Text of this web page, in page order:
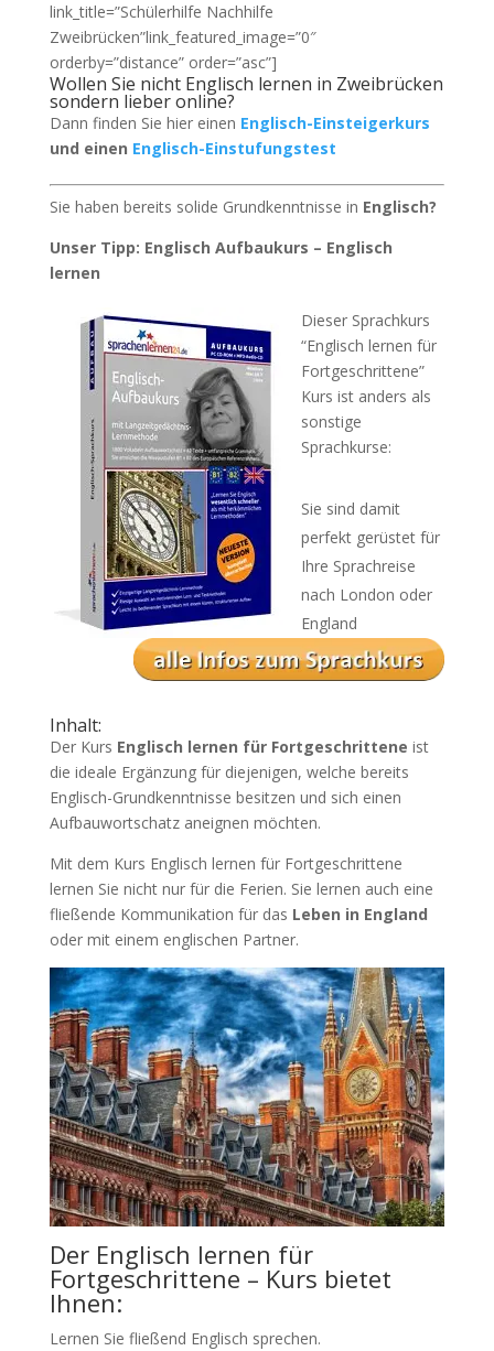
link_title=”Schülerhilfe Nachhilfe
Zweibrücken”link_featured_image=”0″
orderby=”distance” order=”asc”]
Wollen Sie nicht Englisch lernen in Zweibrücken
sondern lieber online?
Dann finden Sie hier einen Englisch-Einsteigerkurs
und einen Englisch-Einstufungstest
Sie haben bereits solide Grundkenntnisse in Englisch?
Unser Tipp: Englisch Aufbaukurs – Englisch
lernen
Dieser Sprachkurs
“Englisch lernen für
Fortgeschrittene”
Kurs ist anders als
sonstige
Sprachkurse:
Sie sind damit
perfekt gerüstet für
Ihre Sprachreise
nach London oder
England
Inhalt:
Der Kurs Englisch lernen für Fortgeschrittene ist
die ideale Ergänzung für diejenigen, welche bereits
Englisch-Grundkenntnisse besitzen und sich einen
Aufbauwortschatz aneignen möchten.
Mit dem Kurs Englisch lernen für Fortgeschrittene
lernen Sie nicht nur für die Ferien. Sie lernen auch eine
fließende Kommunikation für das Leben in England
oder mit einem englischen Partner.
Der Englisch lernen für
Fortgeschrittene – Kurs bietet
Ihnen:
Lernen Sie fließend Englisch sprechen.